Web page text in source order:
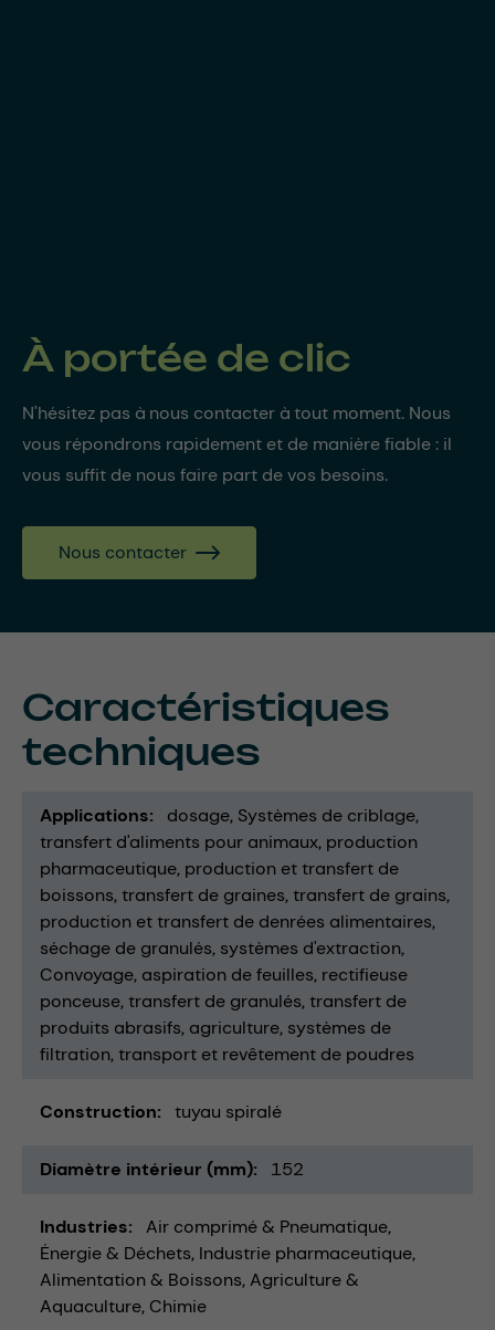
À portée de clic
N'hésitez pas à nous contacter à tout moment. Nous
vous répondrons rapidement et de manière fiable : il
vous suffit de nous faire part de vos besoins.
Nous contacter
Caractéristiques
techniques
Applications dosage Systèmes de criblage
transfert d'aliments pour animaux production
pharmaceutique production et transfert de
boissons transfert de graines transfert de grains
production et transfert de denrées alimentaires
séchage de granulés systèmes d'extraction
Convoyage aspiration de feuilles rectifieuse
ponceuse transfert de granulés transfert de
produits abrasifs agriculture systèmes de
filtration transport et revêtement de poudres
Construction tuyau spiralé
Diamètre intérieur (mm) 152
Industries
Air comprimé & Pneumatique
Énergie & Déchets Industrie pharmaceutique
Alimentation & Boissons Agriculture &
Aquaculture Chimie